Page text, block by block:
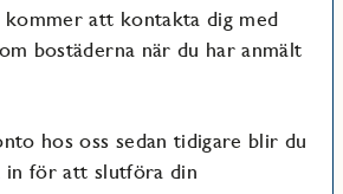
kommer att kontakta dig med
bostäderna när du har anmält
hos oss sedan tidigare blir du
in för att slutföra din